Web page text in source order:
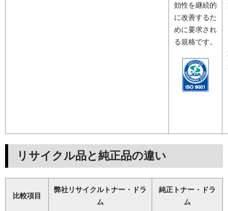
効性を継続的
に改善するた
めに要求され
る規格です。
リサイクル品と純正品の違い
比較項目
弊社リサイクルトナー・ドラ
ム
純正トナー・ドラ
ム